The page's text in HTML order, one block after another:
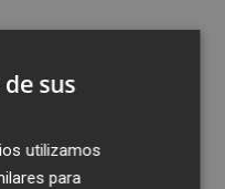
valor
la
que
sus
utilizamos
para